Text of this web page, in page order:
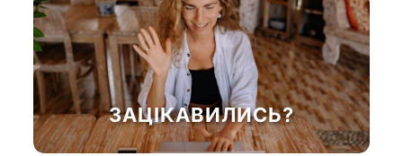
ЗАЦІКАВИЛИСЬ?